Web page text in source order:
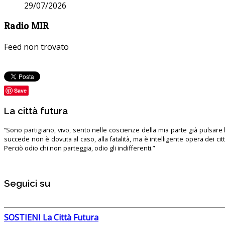
29/07/2026
Radio MIR
Feed non trovato
Save
La città futura
“Sono partigiano, vivo, sento nelle coscienze della mia parte già pulsare
succede non è dovuta al caso, alla fatalità, ma è intelligente opera dei
Perciò odio chi non parteggia, odio gli indifferenti.”
Seguici su
SOSTIENI La Città Futura